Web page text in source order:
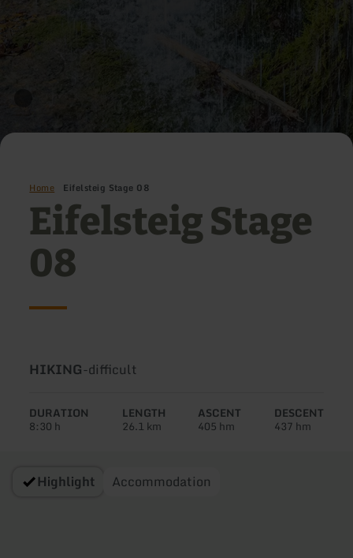
Home Eifelsteig Stage 08
Eifelsteig Stage
08
Type
tour:
HIKING-Difficulty:
difficult
DURATION
8:30 h
LENGTH
26.1 km
ASCENT
405 hm
DESCENT
437 hm
Highlight Accommodation